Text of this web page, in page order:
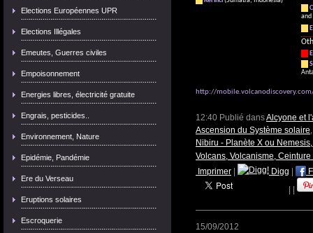
Elections Européennes UPR
Elections Illégales
Emeutes, Guerres civiles
Empoisonnement
Energies libres, électricité gratuite
Engrais, pesticides..
Environnement, Nature
Epidémie, Pandémie
Ere du Verseau
Eruptions solaires
Escroquerie
http://
12:40 Publié dansAlcyone et
Ascension du Système solaire
Nibiru - Planète X ou
Volcans, Volcanisme, Ceinture
Imprimer
Digg
15/09/2012